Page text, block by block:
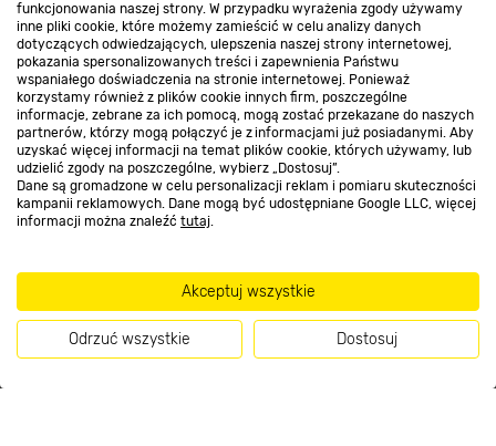
funkcjonowania naszej strony. W przypadku wyrażenia zgody używamy
inne pliki cookie, które możemy zamieścić w celu analizy danych
dotyczących odwiedzających, ulepszenia naszej strony internetowej,
pokazania spersonalizowanych treści i zapewnienia Państwu
wspaniałego doświadczenia na stronie internetowej. Ponieważ
korzystamy również z plików cookie innych firm, poszczególne
informacje, zebrane za ich pomocą, mogą zostać przekazane do naszych
partnerów, którzy mogą połączyć je z informacjami już posiadanymi. Aby
uzyskać więcej informacji na temat plików cookie, których używamy, lub
udzielić zgody na poszczególne, wybierz „Dostosuj”.
Dane są gromadzone w celu personalizacji reklam i pomiaru skuteczności
kampanii reklamowych. Dane mogą być udostępniane Google LLC, więcej
informacji można znaleźć tutaj.
Akceptuj wszystkie
Odrzuć wszystkie Dostosuj
Kontakt do sklepu
Strefa biznesu
Dołącz do nas
Metody płatności